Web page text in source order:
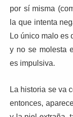
por sí misma
la que intenta
Lo único malo es
y no se molesta
es impulsiva.
La historia se va
entonces,